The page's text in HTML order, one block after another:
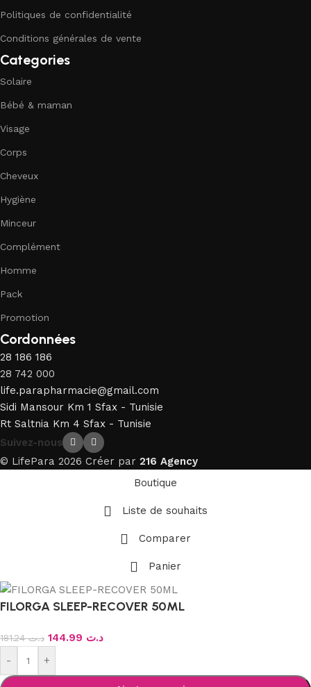
Politiques de confidentialité
Conditions générales de vente
Categories
Solaire
Bébé & maman
Visage
Corps
Cheveux
Hygiène
Minceur
Complément
Homme
Pack
Promotion
Cordonnées
28 186 186
28 742 000
life.parapharmacie@gmail.com
Sidi Mansour Km 1 Sfax - Tunisie
Rt Saltnia Km 4 Sfax - Tunisie
Suivez-nous
© LifePara 2026 Créer par 216 Agency
Boutique
Liste de souhaits
Comparer
Panier
FILORGA SLEEP-RECOVER 50ML
د.ت181.24 د.ت
-
+